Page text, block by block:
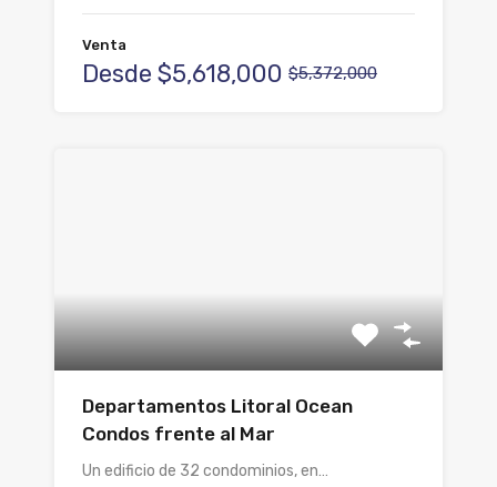
Venta
Desde $5,618,000 $5,372,000
Departamentos Litoral Ocean
Condos frente al Mar
Un edificio de 32 condominios, en…